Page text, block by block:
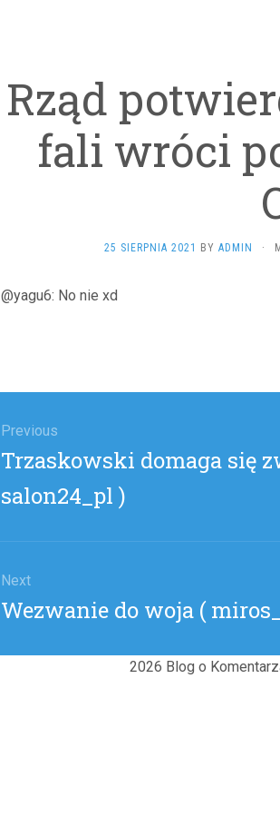
Rząd
fali wróci
25 SIERPNIA 2021 BY ADMIN ·
@yagu6: No nie xd
Previous
Previous
Trzaskowski domaga się
salon24_pl )
Next
Next
Wezwanie do woja (
2026 Blog o